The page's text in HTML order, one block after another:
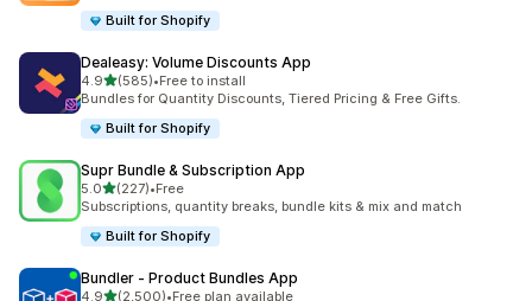
Built for Shopify
Dealeasy: Volume Discounts App
4.95つ星中
(585)
合計レビュー数：585件
•Free to install
Bundles for Quantity Discounts, Tiered Pricing & Free Gifts.
Built for Shopify
Supr Bundle & Subscription App
5.05つ星中
(227)
合計レビュー数：227件
•Free
Subscriptions, quantity breaks, bundle kits & mix and match
Built for Shopify
Bundler ‑ Product Bundles App
4.95つ星中
(2,500)•Free plan available